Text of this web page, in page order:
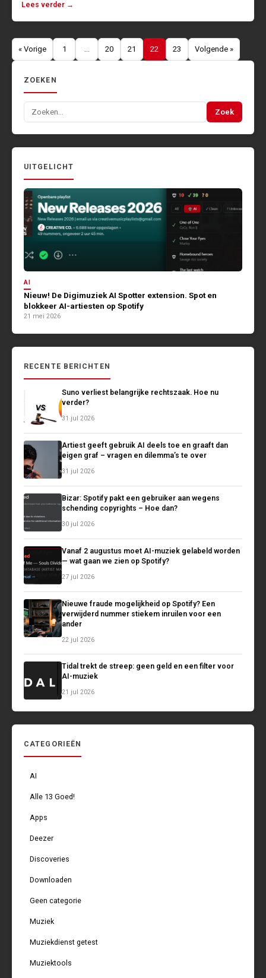
Lees verder →
Berichten
« Vorige 1 … 20 21 22 23 Volgende »
ZOEKEN
Zoeken
naar:
Zoek
UITGELICHT
AI
Nieuw! De Digimuziek AI Spotter extension. Spot en
blokkeer AI-artiesten op Spotify
21 mei 2026
RECENTE BERICHTEN
Suno verliest belangrijke rechtszaak. Hoe nu
verder?
31 jul 2026
Artiest geeft gebruik AI deels toe en graaft dan
eigen graf – vragen en dilemma’s te over
31 jul 2026
Bizar: Spotify pakt een gebruiker aan wegens
schending copyrights – Hoe dan?
30 jul 2026
Vanaf 2 augustus moet AI-muziek gelabeld worden
— wat gaan we zien op Spotify?
27 jul 2026
Nieuwe fraude mogelijkheid op Spotify? Een
verwijderd nummer stiekem inruilen voor een
ander
22 jul 2026
Tidal trekt de streep: geen geld en een filter voor
AI-muziek
21 jul 2026
CATEGORIEËN
AI
Alle 13 Goed!
Apps
Deezer
Discoveries
Downloaden
Geen categorie
Muziek
Muziekdienst getest
Muziektools